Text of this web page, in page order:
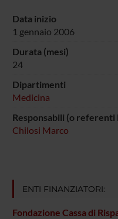
Data inizio
1 gennaio 2006
Durata (mesi)
24
Dipartimenti
Medicina
Responsabili (o referenti
Chilosi Marco
ENTI FINANZIATORI:
Fondazione Cassa di